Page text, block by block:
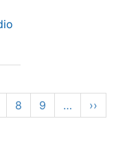
Page
8 Page
9 …
Siguiente
página
››